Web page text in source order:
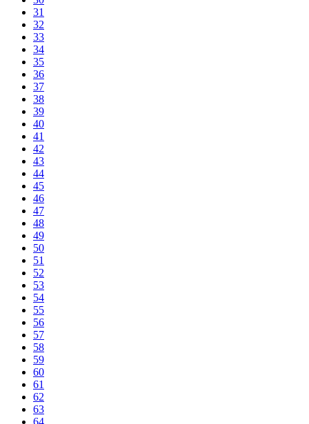
31
32
33
34
35
36
37
38
39
40
41
42
43
44
45
46
47
48
49
50
51
52
53
54
55
56
57
58
59
60
61
62
63
64